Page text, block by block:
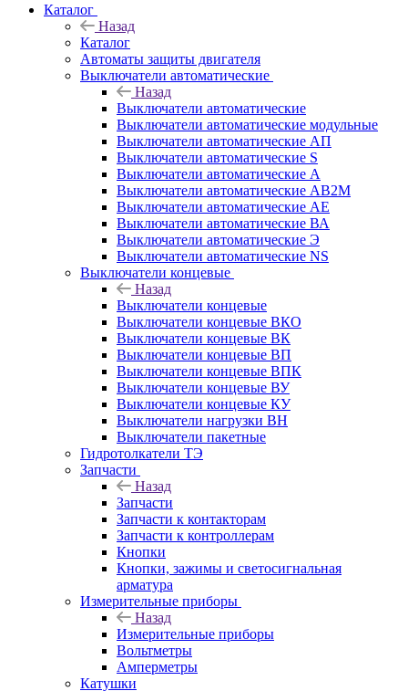
Каталог
Назад
Каталог
Автоматы защиты двигателя
Выключатели автоматические
Назад
Выключатели автоматические
Выключатели автоматические модульные
Выключатели автоматические АП
Выключатели автоматические S
Выключатели автоматические А
Выключатели автоматические АВ2М
Выключатели автоматические АЕ
Выключатели автоматические ВА
Выключатели автоматические Э
Выключатели автоматические NS
Выключатели концевые
Назад
Выключатели концевые
Выключатели концевые ВКО
Выключатели концевые ВК
Выключатели концевые ВП
Выключатели концевые ВПК
Выключатели концевые ВУ
Выключатели концевые КУ
Выключатели нагрузки ВН
Выключатели пакетные
Гидротолкатели ТЭ
Запчасти
Назад
Запчасти
Запчасти к контакторам
Запчасти к контроллерам
Кнопки
Кнопки, зажимы и светосигнальная
арматура
Измерительные приборы
Назад
Измерительные приборы
Вольтметры
Амперметры
Катушки